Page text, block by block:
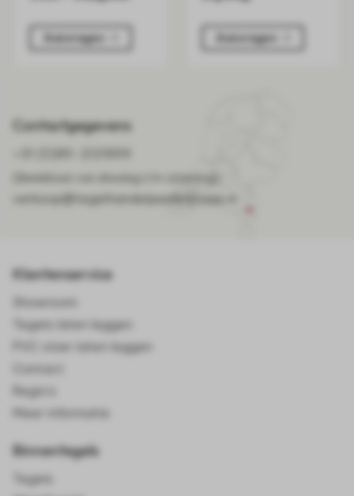
Aanvragen Aanvragen
Contactgegevens
verkoop@tegelhandelpeelenmaas.nl
Klantenservice
Showroom
Tegels laten leggen
PVC vloer laten leggen
Regio's
Meer informatie
Binnentegels
Tegels